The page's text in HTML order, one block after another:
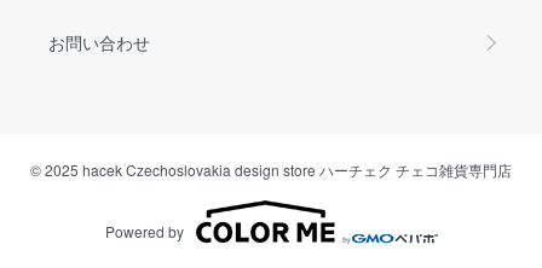
お問い合わせ
© 2025 hacek Czechoslovakia design store ハーチェク チェコ雑貨専門店
Powered by